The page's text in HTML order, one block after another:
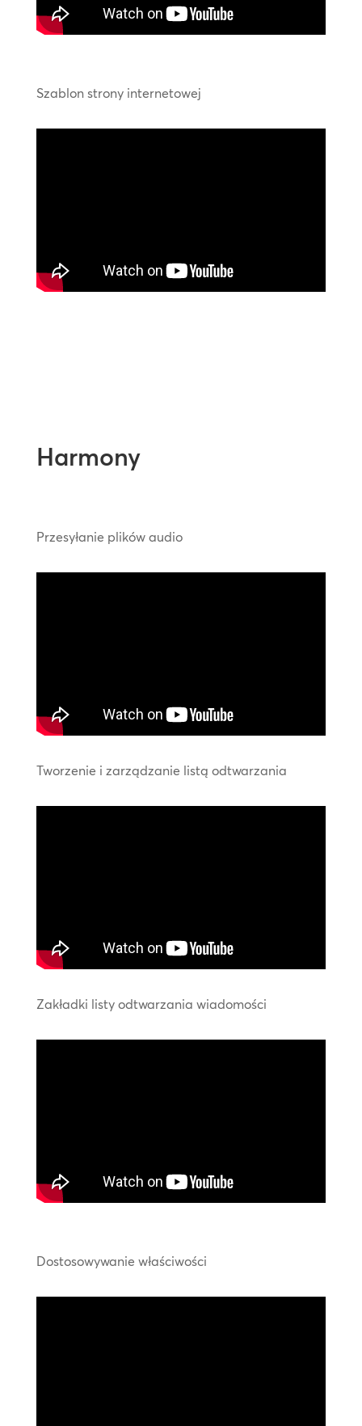
Szablon strony internetowej
Harmony
Przesyłanie plików audio
Tworzenie i zarządzanie listą odtwarzania
Zakładki listy odtwarzania wiadomości
Dostosowywanie właściwości